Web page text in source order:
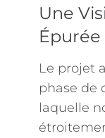
Une
Épurée
Le projet
phase de
laquelle